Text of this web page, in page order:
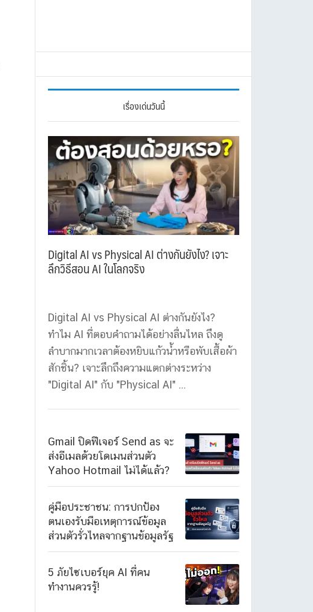
เรื่องเด่นวันนี้
Digital AI vs Physical AI ต่างกันยังไง? เจาะ
ลึกวิธีสอน AI ในโลกจริง
Digital AI vs Physical AI ต่างกันยังไง?
ทำไม AI ที่ตอบคำถามได้อย่างลื่นไหล ถึงดู
ลำบากมากเวลาต้องหยิบแก้วน้ำหรือพับเสื้อผ้า
สักชิ้น? เจาะลึกถึงความแตกต่างระหว่าง
"Digital AI" กับ "Physical AI" ...
Gmail ปิดฟีเจอร์ Send as จะ
ส่งอีเมลด้วยโดเมนส่วนตัว
Yahoo Hotmail ไม่ได้แล้ว?
คู่มือประชาชน: การปกป้อง
ตนเองรับมือเหตุการณ์ข้อมูล
ส่วนตัวรั่วไหลจากฐานข้อมูลรัฐ
5 ภัยไซเบอร์ยุค AI ที่คน
ทำงานควรรู้!